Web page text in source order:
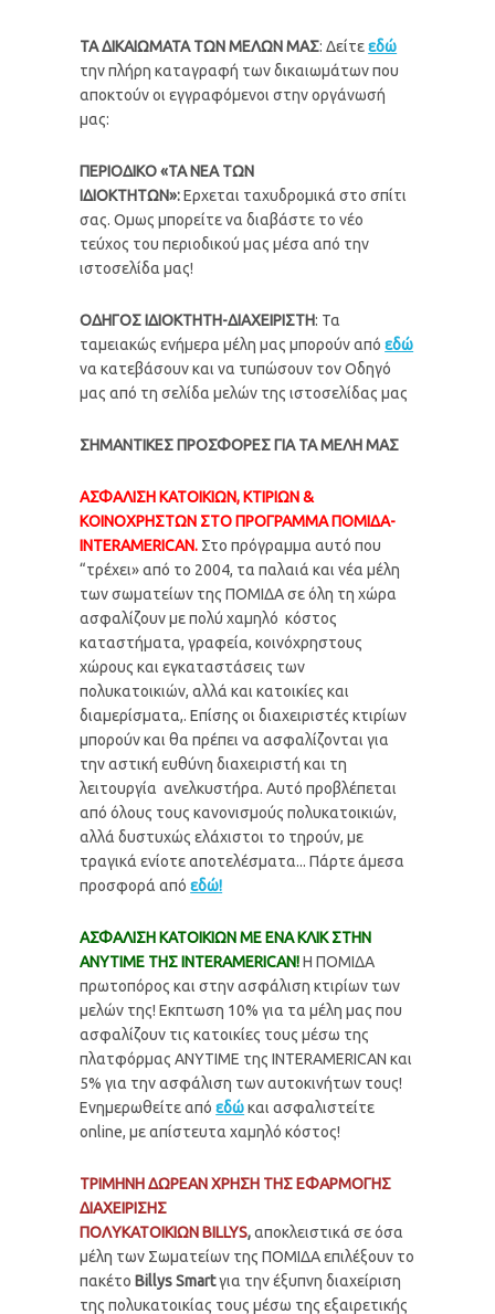
ΤΑ ΔΙΚΑΙΩΜΑΤΑ ΤΩΝ ΜΕΛΩΝ ΜΑΣ: Δείτεεδώ
την πλήρη καταγραφή των δικαιωμάτων που
αποκτούν οι εγγραφόμενοι στην οργάνωσή
μας:
ΠΕΡΙΟΔΙΚΟ «ΤΑ ΝΕΑ ΤΩΝ
ΙΔΙΟΚΤΗΤΩΝ»:Ερχεται ταχυδρομικά στο σπίτι
σας. Ομως μπορείτε να διαβάστε το νέο
τεύχος του περιοδικού μας μέσα από την
ιστοσελίδα μας!
ΟΔΗΓΟΣ ΙΔΙΟΚΤΗΤΗ-ΔΙΑΧΕΙΡΙΣΤΗ: Τα
ταμειακώς ενήμερα μέλη μας μπορούν απόεδώ
να κατεβάσουν και να τυπώσουν τον Οδηγό
μας από τη σελίδα μελών της ιστοσελίδας μας
ΣΗΜΑΝΤΙΚΕΣ ΠΡΟΣΦΟΡΕΣ ΓΙΑ ΤΑ ΜΕΛΗ ΜΑΣ
ΑΣΦΑΛΙΣΗ KATΟΙΚΙΩΝ, ΚΤΙΡΙΩΝ &
ΚΟΙΝΟΧΡΗΣΤΩΝ ΣΤΟ ΠΡΟΓΡΑΜΜΑ ΠΟΜΙΔΑ-
INTERAMERICAN. Στο πρόγραμμα αυτό που
“τρέχει» από το 2004, τα παλαιά και νέα μέλη
των σωματείων της ΠΟΜΙΔΑ σε όλη τη χώρα
ασφαλίζουν με πολύ χαμηλό κόστος
καταστήματα, γραφεία, κοινόχρηστους
χώρους και εγκαταστάσεις των
πολυκατοικιών, αλλά και κατοικίες και
διαμερίσματα,. Επίσης οι διαχειριστές κτιρίων
μπορούν και θα πρέπει να ασφαλίζονται για
την αστική ευθύνη διαχειριστή και τη
λειτουργία ανελκυστήρα. Αυτό προβλέπεται
από όλους τους κανονισμούς πολυκατοικιών,
αλλά δυστυχώς ελάχιστοι το τηρούν, με
τραγικά ενίοτε αποτελέσματα... Πάρτε άμεσα
προσφορά απόεδώ!
ΑΣΦΑΛΙΣΗ ΚΑΤΟΙΚΙΩΝ ΜΕ ΕΝΑ ΚΛΙΚ ΣΤΗΝ
ΑΝΥΤΙΜΕ ΤΗΣ INTERAMERICAN!Η ΠΟΜΙΔΑ
πρωτοπόρος και στην ασφάλιση κτιρίων των
μελών της! Εκπτωση 10% για τα μέλη μας που
ασφαλίζουν τις κατοικίες τους μέσω της
πλατφόρμας ANYTIME της INTERAMERICAN και
5% για την ασφάλιση των αυτοκινήτων τους!
Ενημερωθείτε απόεδώκαι ασφαλιστείτε
online, με απίστευτα χαμηλό κόστος!
ΤΡΙΜΗΝΗ ΔΩΡΕΑΝ ΧΡΗΣΗ ΤΗΣ ΕΦΑΡΜΟΓΗΣ
ΔΙΑΧΕΙΡΙΣΗΣ
ΠΟΛΥΚΑΤΟΙΚΙΩΝBILLYS,αποκλειστικά σε όσα
μέλη των Σωματείων της ΠΟΜΙΔΑ επιλέξουν το
πακέτοBillys Smartγια την έξυπνη διαχείριση
της πολυκατοικίας τους μέσω της εξαιρετικής